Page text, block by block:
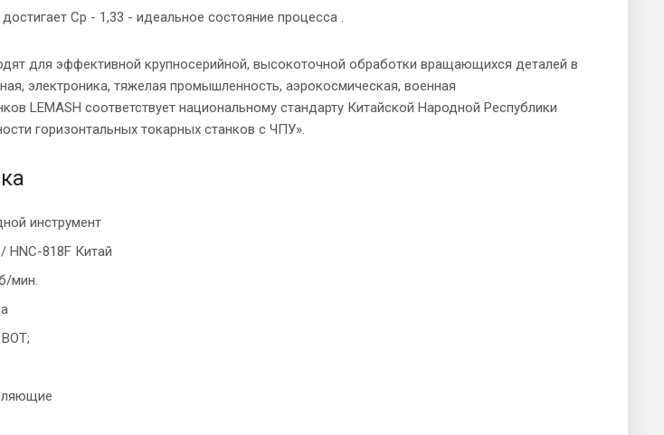
Cp - 1,33 - идеальное состояние процесса .
для эффективной крупносерийной, высокоточной обработки вращающихся деталей в
электроника, тяжелая промышленность, аэрокосмическая, военная
LEMASH соответствует национальному стандарту Китайской Народной Республики
горизонтальных токарных станков с ЧПУ».
инструмент
HNC-818F Китай
мин.